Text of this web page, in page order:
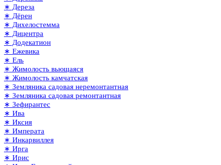
∗ Дереза
∗ Дёрен
∗ Дихелостемма
∗ Дицентра
∗ Додекатион
∗ Ежевика
∗ Ель
∗ Жимолость вьющаяся
∗ Жимолость камчатская
∗ Земляника садовая неремонтантная
∗ Земляника садовая ремонтантная
∗ Зефирантес
∗ Ива
∗ Иксия
∗ Императа
∗ Инкарвиллея
∗ Ирга
∗ Ирис